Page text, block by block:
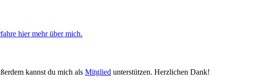
hier mehr über mich.
kannst du mich als Mitglied unterstützen. Herzlichen Dank!